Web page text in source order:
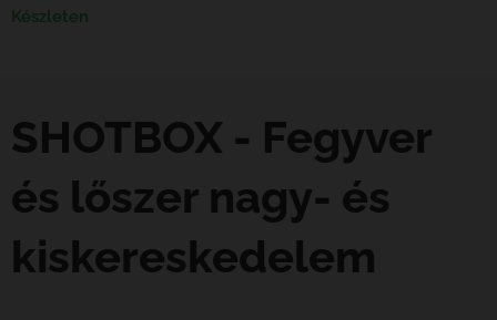
Készleten
SHOTBOX - Fegyver
és lőszer nagy- és
kiskereskedelem